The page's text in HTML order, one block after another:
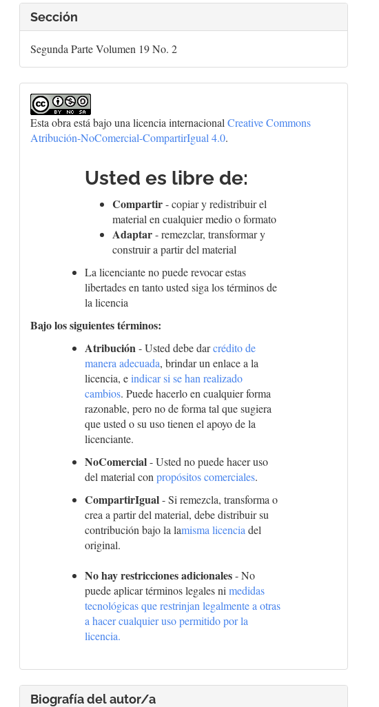
Sección
Segunda Parte Volumen 19 No. 2
Esta obra está bajo una licencia internacionalCreative Commons
Atribución-NoComercial-CompartirIgual 4.0.
Usted es libre de:
Compartir- copiar y redistribuir el
material en cualquier medio o formato
Adaptar- remezclar, transformar y
construir a partir del material
La licenciante no puede revocar estas
libertades en tanto usted siga los términos de
la licencia
Bajo los siguientes términos:
Atribución- Usted debe darcrédito de
manera adecuada, brindar un enlace a la
licencia, eindicar si se han realizado
cambios. Puede hacerlo en cualquier forma
razonable, pero no de forma tal que sugiera
que usted o su uso tienen el apoyo de la
licenciante.
NoComercial- Usted no puede hacer uso
del material conpropósitos comerciales.
CompartirIgual- Si remezcla, transforma o
crea a partir del material, debe distribuir su
contribución bajo la lamisma licencia del
original.
No hay restricciones adicionales- No
puede aplicar términos legales nimedidas
tecnológicas que restrinjan legalmente a otras
a hacer cualquier uso permitido por la
licencia.
Biografía del autor/a